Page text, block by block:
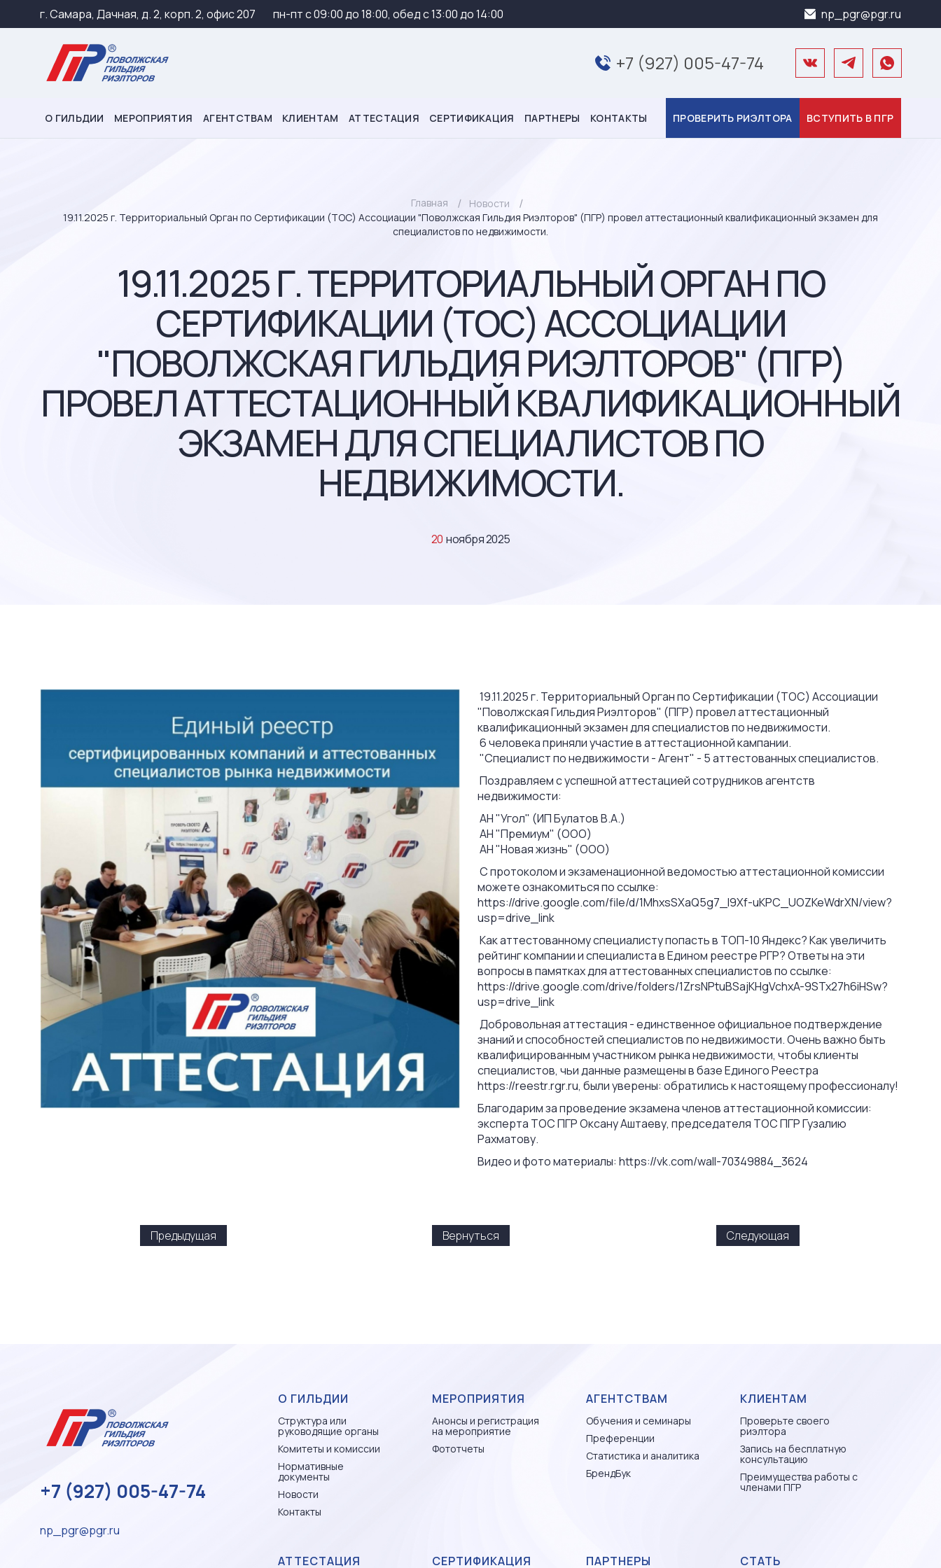
г. Самара, Дачная, д. 2, корп. 2, офис 207 пн-пт c 09:00 до 18:00, обед с 13:00 до 14:00 np_pgr@pgr.ru
+7 (927) 005-47-74
О ГИЛЬДИИ МЕРОПРИЯТИЯ АГЕНТСТВАМ КЛИЕНТАМ АТТЕСТАЦИЯ СЕРТИФИКАЦИЯ ПАРТНЕРЫ КОНТАКТЫ ПРОВЕРИТЬ РИЭЛТОРА ВСТУПИТЬ В ПГР
Главная
Новости
19.11.2025 г. Территориальный Орган по Сертификации (ТОС) Ассоциации "Поволжская Гильдия Риэлторов" (ПГР) провел аттестационный квалификационный экзамен для
специалистов по недвижимости.
19.11.2025 Г. ТЕРРИТОРИАЛЬНЫЙ ОРГАН ПО
СЕРТИФИКАЦИИ (ТОС) АССОЦИАЦИИ
"ПОВОЛЖСКАЯ ГИЛЬДИЯ РИЭЛТОРОВ" (ПГР)
ПРОВЕЛ АТТЕСТАЦИОННЫЙ КВАЛИФИКАЦИОННЫЙ
ЭКЗАМЕН ДЛЯ СПЕЦИАЛИСТОВ ПО
НЕДВИЖИМОСТИ.
20 ноября 2025
19.11.2025 г. Территориальный Орган по Сертификации (ТОС) Ассоциации
"Поволжская Гильдия Риэлторов" (ПГР) провел аттестационный
квалификационный экзамен для специалистов по недвижимости.
6 человека приняли участие в аттестационной кампании.
"Специалист по недвижимости - Агент" - 5 аттестованных специалистов.
Поздравляем с успешной аттестацией сотрудников агентств
недвижимости:
АН "Угол" (ИП Булатов В.А.)
АН "Премиум" (ООО)
АН "Новая жизнь" (ООО)
С протоколом и экзаменационной ведомостью аттестационной комиссии
можете ознакомиться по ссылке:
https://drive.google.com/file/d/1MhxsSXaQ5g7_I9Xf-uKPC_UOZKeWdrXN/view?
usp=drive_link
Как аттестованному специалисту попасть в ТОП-10 Яндекс? Как увеличить
рейтинг компании и специалиста в Едином реестре РГР? Ответы на эти
вопросы в памятках для аттестованных специалистов по ссылке:
https://drive.google.com/drive/folders/1ZrsNPtuBSajKHgVchxA-9STx27h6iHSw?
usp=drive_link
Добровольная аттестация - единственное официальное подтверждение
знаний и способностей специалистов по недвижимости. Очень важно быть
квалифицированным участником рынка недвижимости, чтобы клиенты
специалистов, чьи данные размещены в базе Единого Реестра
https://reestr.rgr.ru, были уверены: обратились к настоящему профессионалу!
Благодарим за проведение экзамена членов аттестационной комиссии:
эксперта ТОС ПГР Оксану Аштаеву, председателя ТОС ПГР Гузалию
Рахматову.
Видео и фото материалы: https://vk.com/wall-70349884_3624
Предыдущая Вернуться Следующая
+7 (927) 005-47-74
np_pgr@pgr.ru
О ГИЛЬДИИ
Структура или
руководящие органы
Комитеты и комиссии
Нормативные
документы
Новости
Контакты
МЕРОПРИЯТИЯ
Анонсы и регистрация
на мероприятие
Фототчеты
АГЕНТСТВАМ
Обучения и семинары
Преференции
Статистика и аналитика
БрендБук
КЛИЕНТАМ
Проверьте своего
риэлтора
Запись на бесплатную
консультацию
Преимущества работы с
членами ПГР
АТТЕСТАЦИЯ СЕРТИФИКАЦИЯ ПАРТНЕРЫ СТАТЬ